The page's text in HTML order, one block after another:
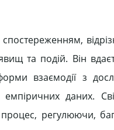
та подій. Він
взаємодії з
даних.
процес, регулюючи,